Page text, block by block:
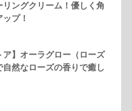
ングクリーム！優しく角
プ！
ア】オーラグロー（ローズ
自然なローズの香りで癒し